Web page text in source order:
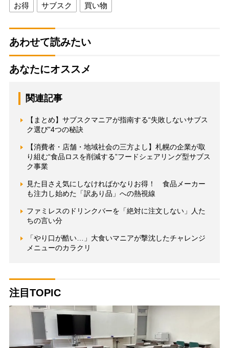
お得 サブスク 買い物
あわせて読みたい
あなたにオススメ
関連記事
【まとめ】サブスクマニアが指南する“失敗しないサブス
ク選び”4つの秘訣
【消費者・店舗・地域社会の三方よし】札幌の企業が取
り組む“食品ロスを削減する”フードシェアリング型サブス
ク事業
見た目さえ気にしなければかなりお得！ 食品メーカー
も注力し始めた「訳あり品」への熱視線
ファミレスのドリンクバーを「絶対に注文しない」人た
ちの言い分
「やり口が酷い…」大食いマニアが撃沈したチャレンジ
メニューのカラクリ
注目TOPIC